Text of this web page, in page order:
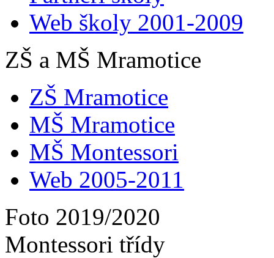
Web školy 2001-2009
ZŠ a MŠ Mramotice
ZŠ Mramotice
MŠ Mramotice
MŠ Montessori
Web 2005-2011
Foto 2019/2020
Montessori třídy